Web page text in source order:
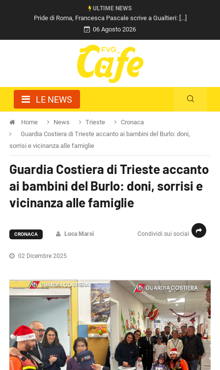
ULTIME NEWS
Pride di Roma, Francesca Pascale scrive a Gualtieri: [...]
06 Agosto 2026
LE NEWS
Home News Trieste
Cronaca
Guardia Costiera di Trieste accanto ai bambini del Burlo: doni,
sorrisi e vicinanza alle famiglie
Guardia Costiera di Trieste accanto
ai bambini del Burlo: doni, sorrisi e
vicinanza alle famiglie
Condividi sui social
CRONACA Luca Marsi
02 Dicembre 2025